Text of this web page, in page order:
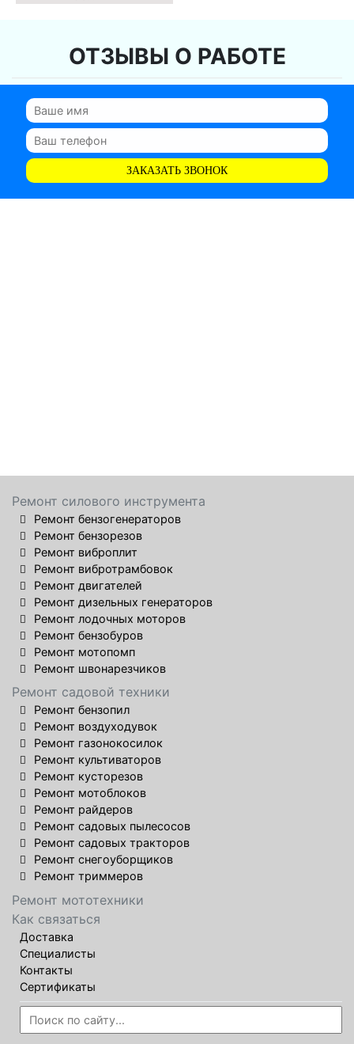
ОТЗЫВЫ О РАБОТЕ
ЗАКАЗАТЬ ЗВОНОК
Ремонт силового инструмента
Ремонт бензогенераторов
Ремонт бензорезов
Ремонт виброплит
Ремонт вибротрамбовок
Ремонт двигателей
Ремонт дизельных генераторов
Ремонт лодочных моторов
Ремонт бензобуров
Ремонт мотопомп
Ремонт швонарезчиков
Ремонт садовой техники
Ремонт бензопил
Ремонт воздуходувок
Ремонт газонокосилок
Ремонт культиваторов
Ремонт кусторезов
Ремонт мотоблоков
Ремонт райдеров
Ремонт садовых пылесосов
Ремонт садовых тракторов
Ремонт снегоуборщиков
Ремонт триммеров
Ремонт мототехники
Как связаться
Доставка
Специалисты
Контакты
Сертификаты